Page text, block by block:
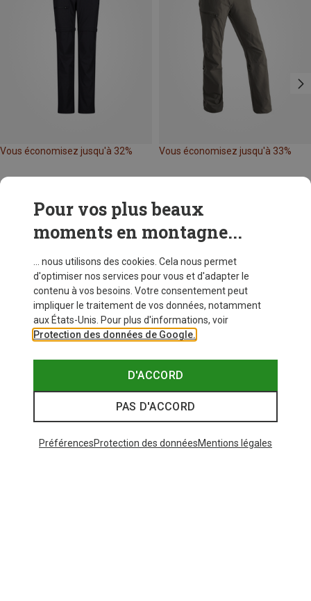
Vous économisez jusqu'à 32% Vous économisez jusqu'à 33%
Pour vos plus beaux
moments en montagne...
... nous utilisons des cookies. Cela nous permet
d'optimiser nos services pour vous et d'adapter le
contenu à vos besoins. Votre consentement peut
impliquer le traitement de vos données, notamment
aux États-Unis. Pour plus d'informations, voir
Protection des données de Google.
D'ACCORD
PAS D'ACCORD
PréférencesProtection des donnéesMentions légales